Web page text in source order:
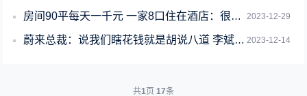
2023-12-29
房间90平每天一千元 一家8口住在酒店：很划算准备住一辈子
2023-12-14
蔚来总裁：说我们瞎花钱就是胡说八道 李斌出差酒店也是400标准
共1页 17条